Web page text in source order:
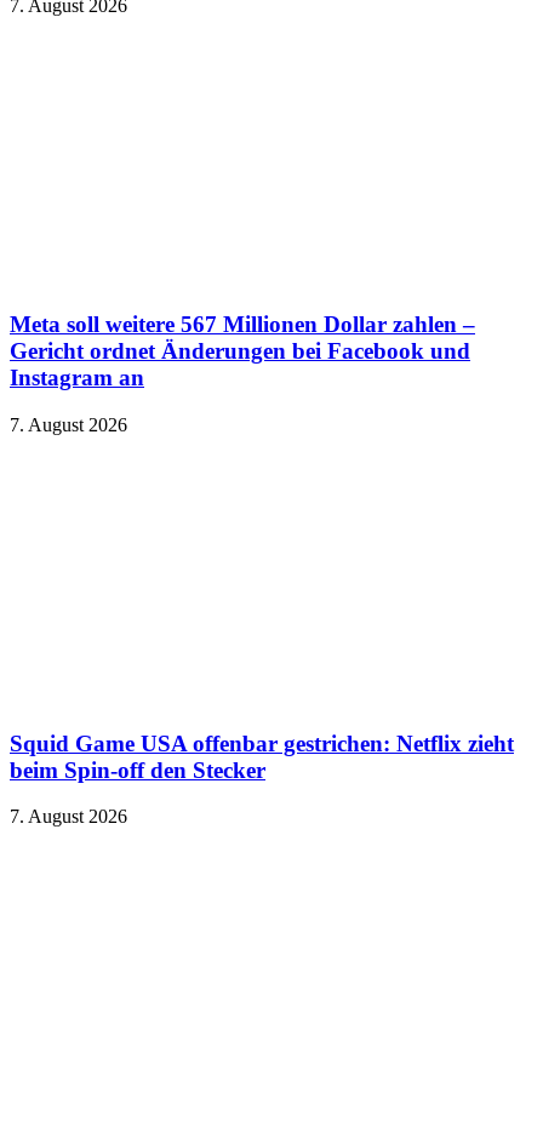
7. August 2026
Meta soll weitere 567 Millionen Dollar zahlen –
Gericht ordnet Änderungen bei Facebook und
Instagram an
7. August 2026
Squid Game USA offenbar gestrichen: Netflix zieht
beim Spin-off den Stecker
7. August 2026